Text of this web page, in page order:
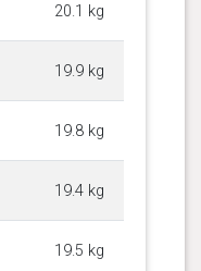
20.1 kg
19.9 kg
19.8 kg
19.4 kg
19.5 kg